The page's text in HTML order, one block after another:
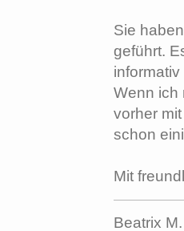
Sie
geführt.
Wenn ich
vorher
schon
Mit
Beatrix